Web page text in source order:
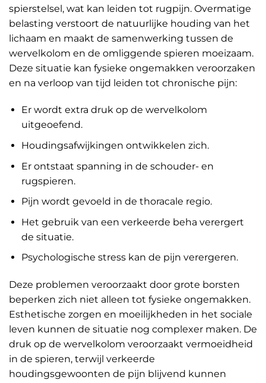
spierstelsel, wat kan leiden tot rugpijn. Overmatige
belasting verstoort de natuurlijke houding van het
lichaam en maakt de samenwerking tussen de
wervelkolom en de omliggende spieren moeizaam.
Deze situatie kan fysieke ongemakken veroorzaken
en na verloop van tijd leiden tot chronische pijn:
Er wordt extra druk op de wervelkolom
uitgeoefend.
Houdingsafwijkingen ontwikkelen zich.
Er ontstaat spanning in de schouder- en
rugspieren.
Pijn wordt gevoeld in de thoracale regio.
Het gebruik van een verkeerde beha verergert
de situatie.
Psychologische stress kan de pijn verergeren.
Deze problemen veroorzaakt door grote borsten
beperken zich niet alleen tot fysieke ongemakken.
Esthetische zorgen en moeilijkheden in het sociale
leven kunnen de situatie nog complexer maken. De
druk op de wervelkolom veroorzaakt vermoeidheid
in de spieren, terwijl verkeerde
houdingsgewoonten de pijn blijvend kunnen